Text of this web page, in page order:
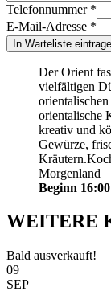
Telefonnummer *
E-Mail-Adresse *
In Warteliste
Der Orient
vielfältigen
orientalische
kreativ und
Gewürze,
Morgenland
Beginn
WEITERE
Bald ausverkauft!
09
SEP